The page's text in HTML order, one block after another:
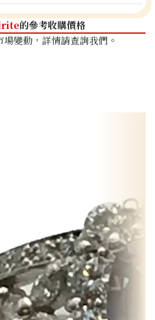
的參考收購價格
變動，詳情請查詢我們。